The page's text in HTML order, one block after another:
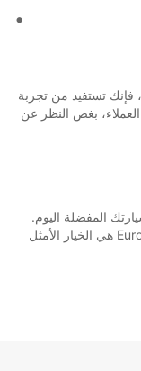
عندما تختار Europcar لتأجير السيارات في 首部، فإنك تستفيد من تجربة
بغض النظر عن
المفضلة اليوم.
سواء كنت في رحلة عمل أو عطلة عائلية، Europcar هي الخيار الأمثل